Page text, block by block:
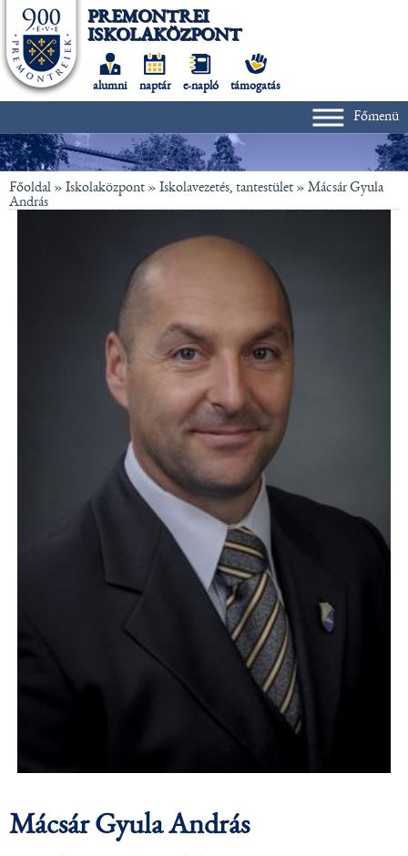
PREMONTREI
ISKOLAKÖZPONT
alumni naptár e-napló támogatás
Főmenü
Főoldal » Iskolaközpont » Iskolavezetés, tantestület » Mácsár Gyula
András
Mácsár Gyula András